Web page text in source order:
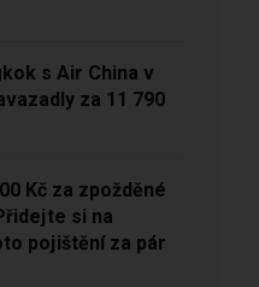
s Air China v
za 11 790
Kč za zpožděné
si na
pojištění za pár